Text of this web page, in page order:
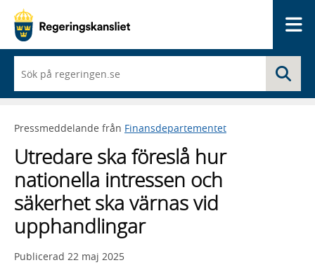
du
börjar
skriva
framträder
lista
med
sökförslag
Pressmeddelande från Finansdepartementet
Utredare ska föreslå hur
nationella intressen och
säkerhet ska värnas vid
upphandlingar
Publicerad 22 maj 2025